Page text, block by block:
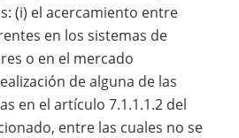
(i) el acercamiento entre
en los sistemas de
o en el mercado
de alguna de las
en el artículo 7.1.1.1.2 del
entre las cuales no se